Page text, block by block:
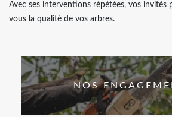
Avec ses interventions répétées, vos invités
vous la qualité de vos arbres.
NOS